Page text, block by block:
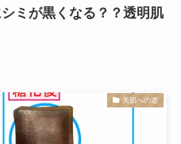
ミが黒くなる？？透明肌
美肌への道